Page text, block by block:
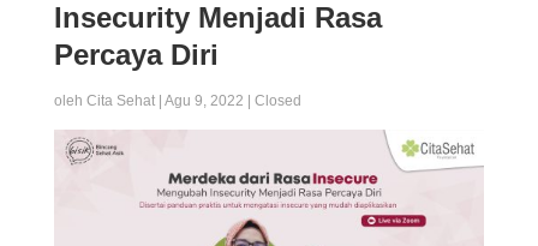
Insecurity Menjadi Rasa
Percaya Diri
oleh Cita Sehat| Agu 9, 2022 Closed